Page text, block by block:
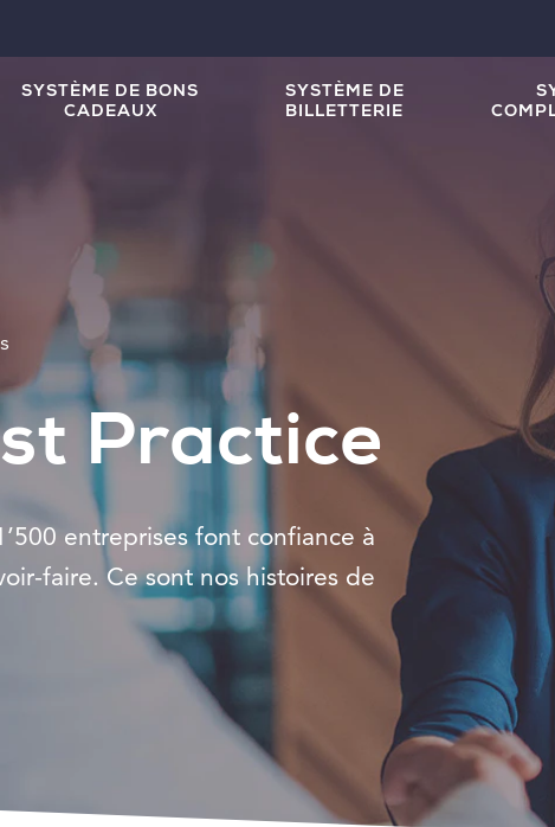
SYSTÈME DE BONS
CADEAUX
SYSTÈME DE
BILLETTERIE
Practice
entreprises font confiance à
faire. Ce sont nos histoires de